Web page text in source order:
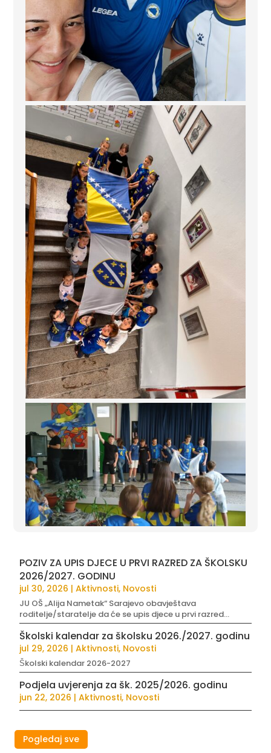
POZIV ZA UPIS DJECE U PRVI RAZRED ZA ŠKOLSKU
2026/2027. GODINU
jul 30, 2026 |Aktivnosti, Novosti
JU OŠ „Alija Nametak“ Sarajevo obavještava
roditelje/staratelje da će se upis djece u prvi razred...
Školski kalendar za školsku 2026./2027. godinu
jul 29, 2026 |Aktivnosti, Novosti
Školski kalendar 2026-2027
Podjela uvjerenja za šk. 2025/2026. godinu
jun 22, 2026 |Aktivnosti, Novosti
Pogledaj sve